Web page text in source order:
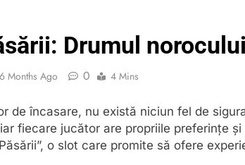
Drumul
6 Months Ago 0 4 Mins
de încasare, nu există niciun fel de
fiecare jucător are propriile preferințe
o slot care promite să ofere